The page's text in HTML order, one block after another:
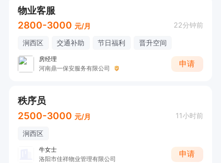
物业客服
2800-3000 元/月 22分钟前
涧西区 交通补助 节日福利 晋升空间
房经理
河南鼎一保安服务有限公司
申请
秩序员
2500-3000 元/月 11小时前
涧西区
牛女士
洛阳市佳祥物业管理有限公司
申请